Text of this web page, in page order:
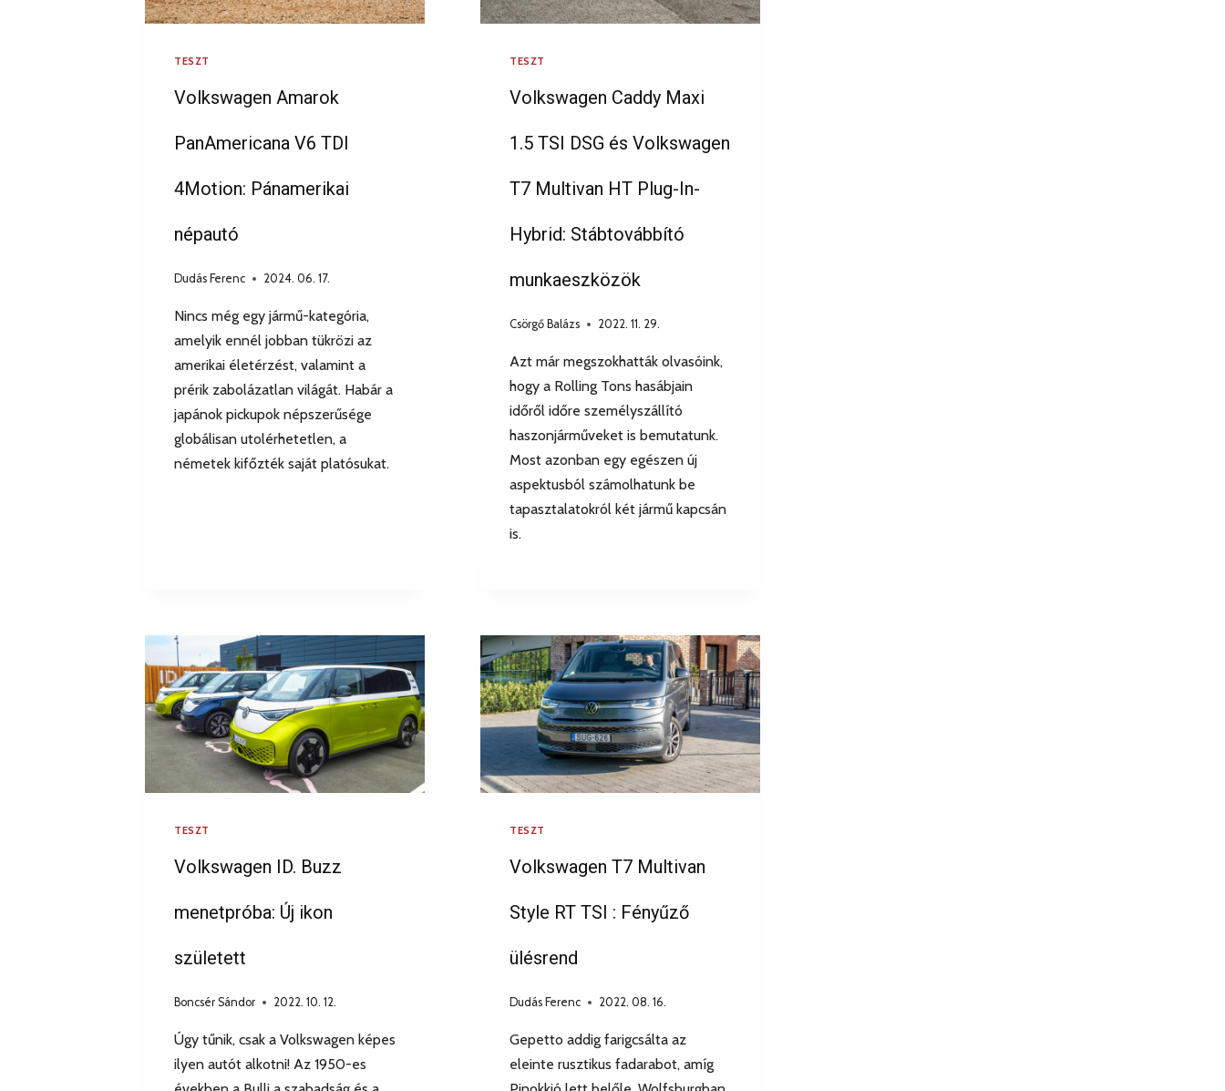
TESZT
Volkswagen Amarok
PanAmericana V6 TDI
4Motion: Pánamerikai
népautó
Dudás Ferenc 2024. 06. 17.
Nincs még egy jármű-kategória,
amelyik ennél jobban tükrözi az
amerikai életérzést, valamint a
prérik zabolázatlan világát. Habár a
japánok pickupok népszerűsége
globálisan utolérhetetlen, a
németek kifőzték saját platósukat.
TESZT
Volkswagen Caddy Maxi
1.5 TSI DSG és Volkswagen
T7 Multivan HT Plug-In-
Hybrid: Stábtovábbító
munkaeszközök
Csörgő Balázs 2022. 11. 29.
Azt már megszokhatták olvasóink,
hogy a Rolling Tons hasábjain
időről időre személyszállító
haszonjárműveket is bemutatunk.
Most azonban egy egészen új
aspektusból számolhatunk be
tapasztalatokról két jármű kapcsán
is.
TESZT
Volkswagen ID. Buzz
menetpróba: Új ikon
született
Boncsér Sándor 2022. 10. 12.
Úgy tűnik, csak a Volkswagen képes
ilyen autót alkotni! Az 1950-es
TESZT
Volkswagen T7 Multivan
Style RT TSI : Fényűző
ülésrend
Dudás Ferenc 2022. 08. 16.
Gepetto addig farigcsálta az
eleinte rusztikus fadarabot, amíg